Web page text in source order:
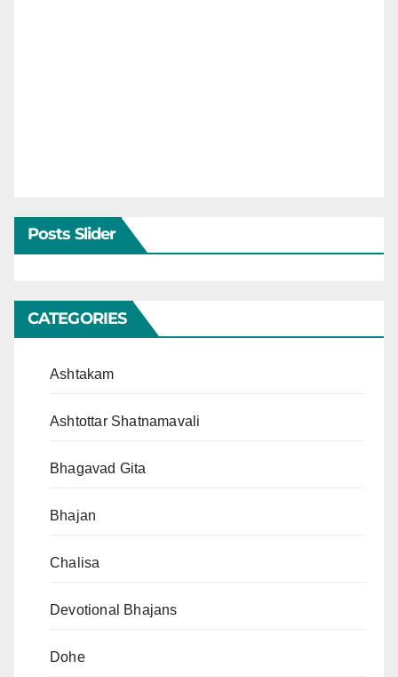
Posts Slider
CATEGORIES
Ashtakam
Ashtottar Shatnamavali
Bhagavad Gita
Bhajan
Chalisa
Devotional Bhajans
Dohe